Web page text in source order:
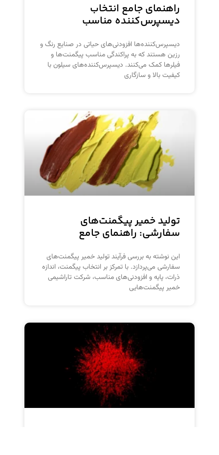
راهنمای جامع انتخاب
دیسپرس‌کننده مناسب
دیسپرس‌کننده‌ها افزودنی‌های حیاتی در صنایع رنگ و
رزین هستند که به پراکندگی مناسب پیگمنت‌ها و
فیلرها کمک می‌کنند. دیسپرس‌کننده‌های سیلون با
کیفیت بالا و سازگاری
تولید خمیر پیگمنت‌های
سفارشی: راهنمای جامع
این نوشته به بررسی فرآیند تولید خمیر پیگمنت‌های
سفارشی می‌پردازد. با تمرکز بر انتخاب پیگمنت، اندازه
ذرات، پایه و افزودنی‌های مناسب، شرکت تاراشیمی
خمیر پیگمنت‌هایی